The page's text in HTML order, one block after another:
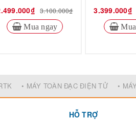
3.100.000₫
Mua ngay
3.399.000₫
Mua
• MÁY TOÀN ĐẠC ĐIỆN TỬ •
HỖ TRỢ